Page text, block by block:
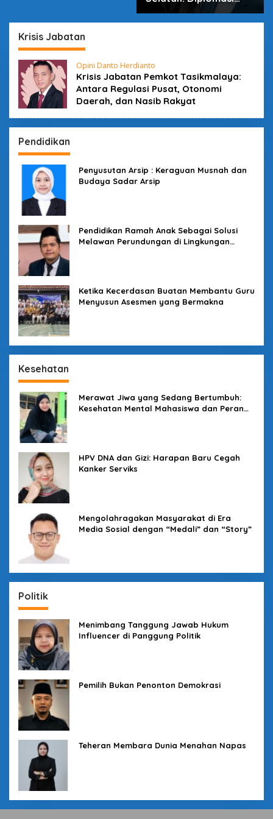
Krisis Jabatan
Opini Danto Herdianto
Krisis Jabatan Pemkot Tasikmalaya:
Antara Regulasi Pusat, Otonomi
Daerah, dan Nasib Rakyat
Pendidikan
Penyusutan Arsip : Keraguan Musnah dan
Budaya Sadar Arsip
Pendidikan Ramah Anak Sebagai Solusi
Melawan Perundungan di Lingkungan
Ketika Kecerdasan Buatan Membantu Guru
Menyusun Asesmen yang Bermakna
Kesehatan
Merawat Jiwa yang Sedang Bertumbuh:
Kesehatan Mental Mahasiswa dan Peran
HPV DNA dan Gizi: Harapan Baru Cegah
Kanker Serviks
Mengolahragakan Masyarakat di Era
Media Sosial dengan “Medali” dan “Story”
Politik
Menimbang Tanggung Jawab Hukum
Influencer di Panggung Politik
Pemilih Bukan Penonton Demokrasi
Teheran Membara Dunia Menahan Napas